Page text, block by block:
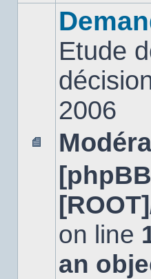
message
lu
Etude
2006
on line
an